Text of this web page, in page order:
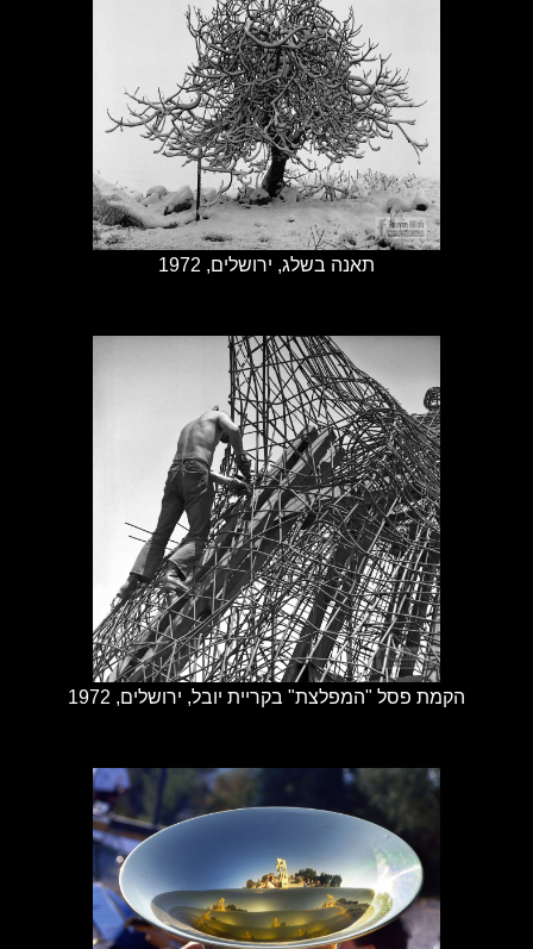
תאנה בשלג, ירושלים, 1972
הקמת פסל "המפלצת" בקריית יובל, ירושלים, 1972